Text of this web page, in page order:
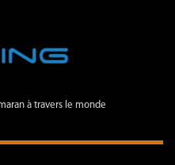
à travers le monde